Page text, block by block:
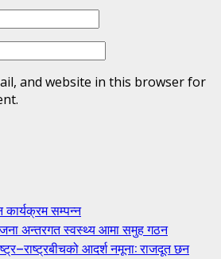
and website in this browser for
कार्यक्रम सम्पन्न
अन्तरगत स्वस्थ्य आमा समुह गठन
आदर्श नमूना: राजदूत छन